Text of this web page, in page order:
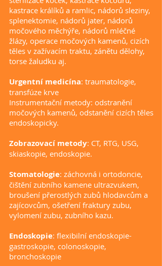
kastrace králíků a ramlic, nádorů sleziny,
splenektomie, nádorů jater, nádorů
močového měchýře, nádorů mléčné
žlázy, operace močových kamenů, cizích
těles v zažívacím traktu, zánětu dělohy,
torse žaludku aj.
Urgentní medicína: traumatologie,
transfúze krve
Instrumentační metody: odstranění
močových kamenů, odstanění cizích těles
endoskopicky.
Zobrazovací metody: CT, RTG, USG,
skiaskopie, endoskopie.
Stomatologie: záchovná i ortodoncie,
čištění zubního kamene ultrazvukem,
broušení přerostlých zubů hlodavcům a
zajícovcům, ošetření fraktury zubu,
vylomení zubu, zubního kazu.
Endoskopie: flexibilní endoskopie-
gastroskopie, colonoskopie,
bronchoskopie